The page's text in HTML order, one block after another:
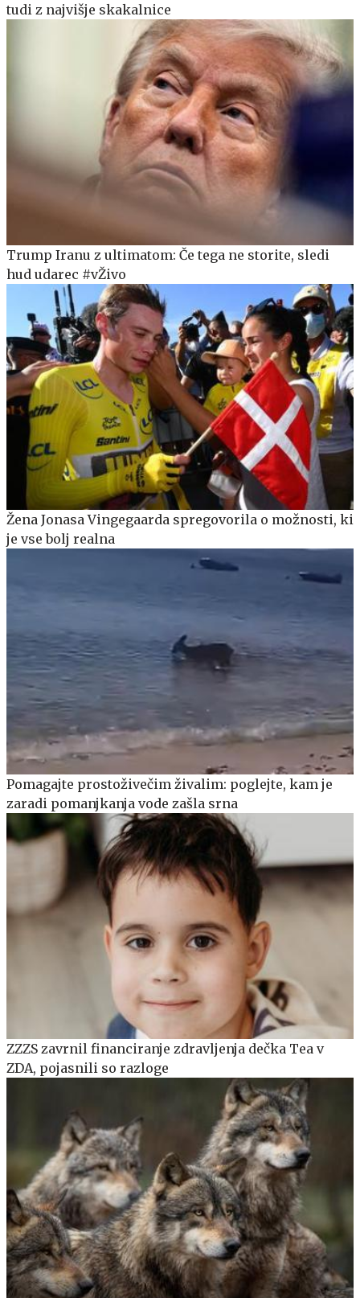
tudi z najvišje skakalnice
Trump Iranu z ultimatom: Če tega ne storite, sledi
hud udarec #vŽivo
Žena Jonasa Vingegaarda spregovorila o možnosti, ki
je vse bolj realna
Pomagajte prostoživečim živalim: poglejte, kam je
zaradi pomanjkanja vode zašla srna
ZZZS zavrnil financiranje zdravljenja dečka Tea v
ZDA, pojasnili so razloge